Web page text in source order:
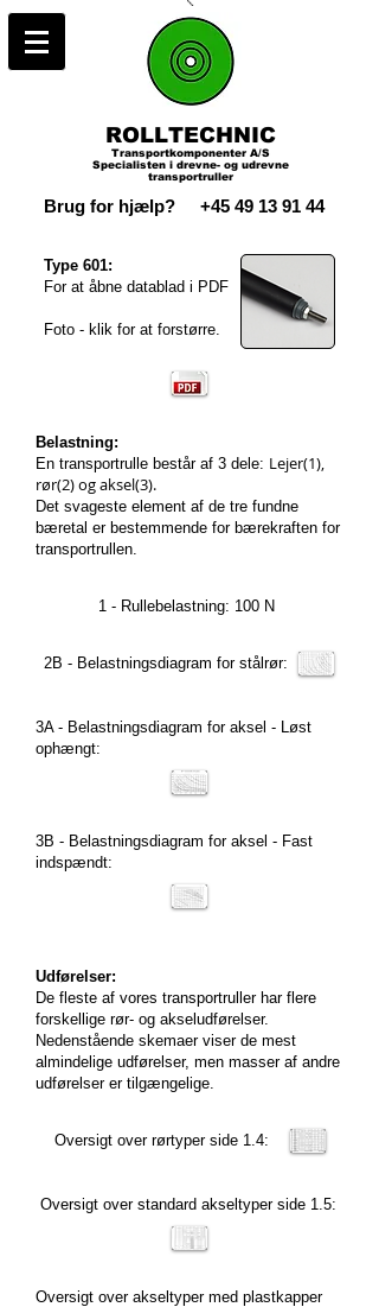
ROLLTECHNIC
Transportkomponenter A/S
Specialisten i drevne- og udrevne
transportruller
Brug for hjælp? +45 49 13 91 44
Type 601:
For at åbne datablad i PDF
Foto - klik for at forstørre.
Belastning:
En transportrulle består af 3 dele: Lejer(1),
rør(2) og aksel(3).
Det svageste element af de tre fundne
bæretal er bestemmende for bærekraften for
transportrullen.
1 - Rullebelastning: 100 N
2B - Belastningsdiagram for stålrør:
3A - Belastningsdiagram for aksel - Løst
ophængt:
3B - Belastningsdiagram for aksel - Fast
indspændt:
Udførelser:
De fleste af vores transportruller har flere
forskellige rør- og akseludførelser.
Nedenstående skemaer viser de mest
almindelige udførelser, men masser af andre
udførelser er tilgængelige.
Oversigt over rørtyper side 1.4:
Oversigt over standard akseltyper side 1.5:
Oversigt over akseltyper med plastkapper